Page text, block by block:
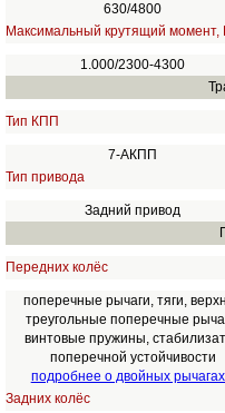
630/4800
Максимальный крутящий момент,
1.000/2300-4300
Тип КПП
7-АКПП
Тип привода
Задний привод
Передних колёс
поперечные рычаги, тяги,
треугольные поперечные
винтовые пружины,
поперечной устойчивости
подробнее о двойных
Задних колёс